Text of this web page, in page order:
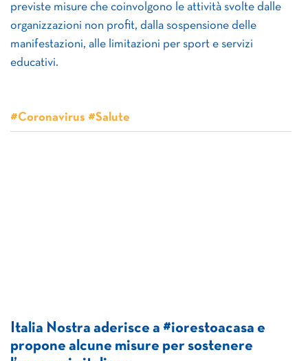
previste misure che coinvolgono le attività svolte dalle
organizzazioni non profit, dalla sospensione delle
manifestazioni, alle limitazioni per sport e servizi
educativi.
#Coronavirus #Salute
Italia Nostra aderisce a #iorestoacasa e
propone alcune misure per sostenere